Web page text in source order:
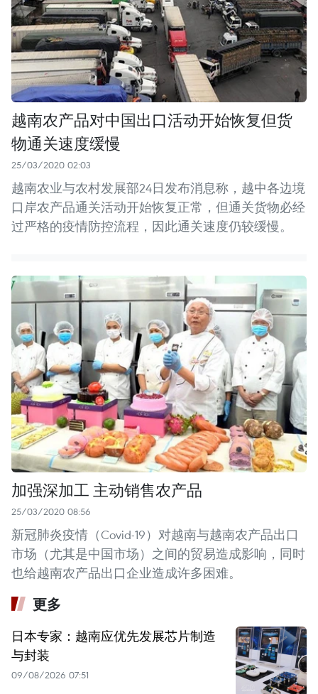
越南农产品对中国出口活动开始恢复但货
物通关速度缓慢
25/03/2020 02:03
越南农业与农村发展部24日发布消息称，越中各边境
口岸农产品通关活动开始恢复正常，但通关货物必经
过严格的疫情防控流程，因此通关速度仍较缓慢。
加强深加工 主动销售农产品
25/03/2020 08:56
新冠肺炎疫情（Covid-19）对越南与越南农产品出口
市场（尤其是中国市场）之间的贸易造成影响，同时
也给越南农产品出口企业造成许多困难。
更多
日本专家：越南应优先发展芯片制造
与封装
09/08/2026 07:51